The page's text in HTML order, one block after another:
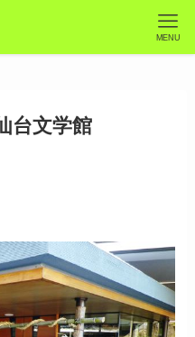
MENU
台文学館